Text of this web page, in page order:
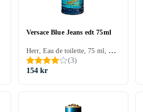
Versace Blue Jeans edt 75ml
Herr, Eau de toilette, 75 ml, Blue Jeans, Mysk, Cederträ, Sandelträ, Tonkabönor, Apelsin, Viol, Lilja, Lavendel, Fresia, Basilika, Citron/Citrus, Ros, Rosenträ, Enbär, Bergamott, Liljekonvalj, Vetiver, Salvia, Trä, Nejlika, Aprikos, Galbanum, Gran, Patchouli, Heliotrop, Anis, Kanel, Vinbär, Läder, Lime, Jasmin, Vanilj, Ambra, Svarta vinbär, Persika, Muskot, Iris, Geranium, Ekmossa
(3)
154 kr